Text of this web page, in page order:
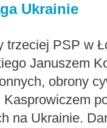
Ukrainie
trzeciej PSP w
Januszem
obrony
na Ukrainie.